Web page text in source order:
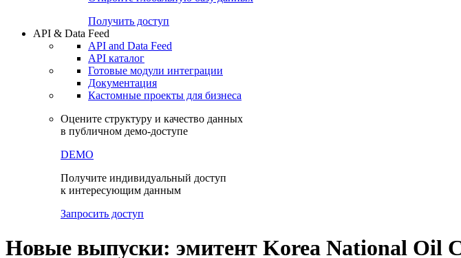
Попробуйте7-дневный
Откройте глобальную базу данных
Получить доступ
API & Data Feed
API and Data Feed
API каталог
Документация
Кастомные проекты для бизнеса
Оцените структуру и качество данных
в публичном демо-доступе
DEMO
Получите индивидуальный доступ